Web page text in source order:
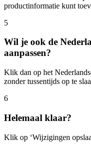
productinformatie kunt
5
Wil je ook de
aanpassen?
Klik dan op het
zonder tussentijds op te
6
Helemaal klaar?
Klik op ‘Wijzigingen